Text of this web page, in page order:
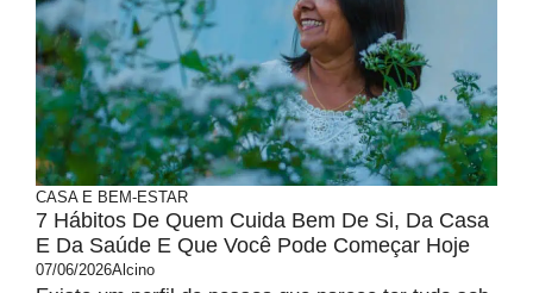
CASA E BEM-ESTAR
7 Hábitos De Quem Cuida Bem De Si, Da Casa
E Da Saúde E Que Você Pode Começar Hoje
07/06/2026Alcino